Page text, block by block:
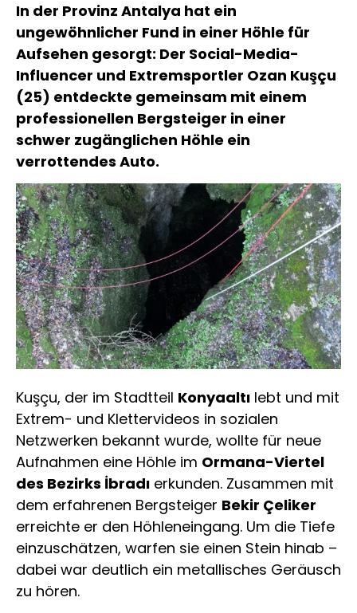
In der Provinz Antalya hat ein
ungewöhnlicher Fund in einer Höhle für
Aufsehen gesorgt: Der Social-Media-
Influencer und Extremsportler Ozan Kuşçu
(25) entdeckte gemeinsam mit einem
professionellen Bergsteiger in einer
schwer zugänglichen Höhle ein
verrottendes Auto.
Kuşçu, der im Stadtteil Konyaaltı lebt und mit
Extrem- und Klettervideos in sozialen
Netzwerken bekannt wurde, wollte für neue
Aufnahmen eine Höhle im Ormana-Viertel
des Bezirks İbradı erkunden. Zusammen mit
dem erfahrenen Bergsteiger Bekir Çeliker
erreichte er den Höhleneingang. Um die Tiefe
einzuschätzen, warfen sie einen Stein hinab –
dabei war deutlich ein metallisches Geräusch
zu hören.